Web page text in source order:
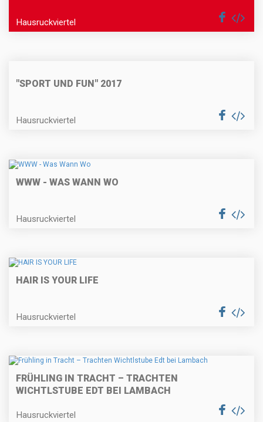
Hausruckviertel
"SPORT UND FUN" 2017
Hausruckviertel
WWW - WAS WANN WO
Hausruckviertel
HAIR IS YOUR LIFE
Hausruckviertel
FRÜHLING IN TRACHT – TRACHTEN
WICHTLSTUBE EDT BEI LAMBACH
Hausruckviertel